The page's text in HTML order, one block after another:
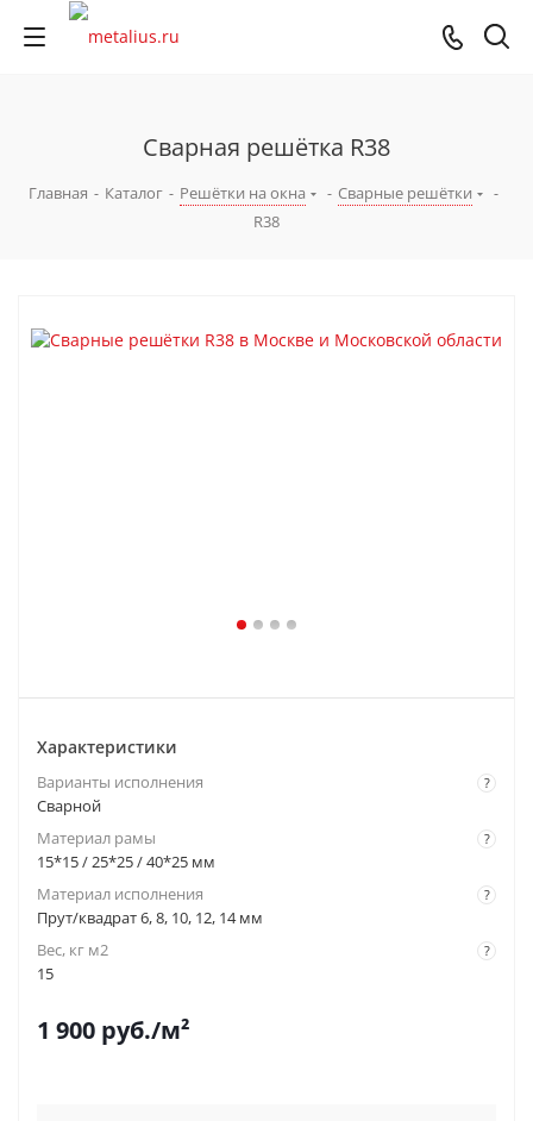
Сварная решётка R38
Главная - Каталог - Решётки на окна - Сварные решётки
-
R38
Характеристики
?
Варианты исполнения
Сварной
?
Материал рамы
15*15 / 25*25 / 40*25 мм
?
Материал исполнения
Прут/квадрат 6, 8, 10, 12, 14 мм
?
Вес, кг м2
15
1 900 руб./м²